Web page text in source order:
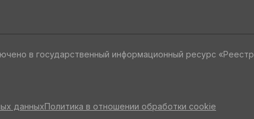
в государственный информационный ресурс «Реестр
данныхПолитика в отношении обработки cookie